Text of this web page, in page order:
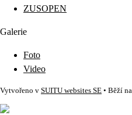
ZUSOPEN
Galerie
Foto
Video
Vytvořeno v SUITU websites SE • Běží na